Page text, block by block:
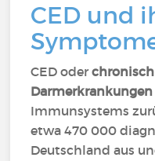
CED und
CED oder
Immunsystems
etwa 470 000
Deutschland aus